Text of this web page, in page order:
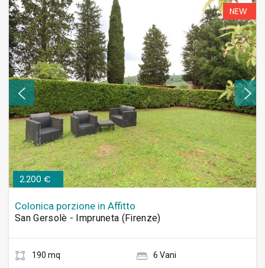
2.200 €
NEW
Colonica porzione in Affitto
San Gersolè - Impruneta (Firenze)
190 mq
6 Vani